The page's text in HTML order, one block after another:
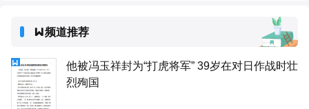
频道推荐
他被冯玉祥封为“打虎将军” 39岁在对日作战时壮
烈殉国